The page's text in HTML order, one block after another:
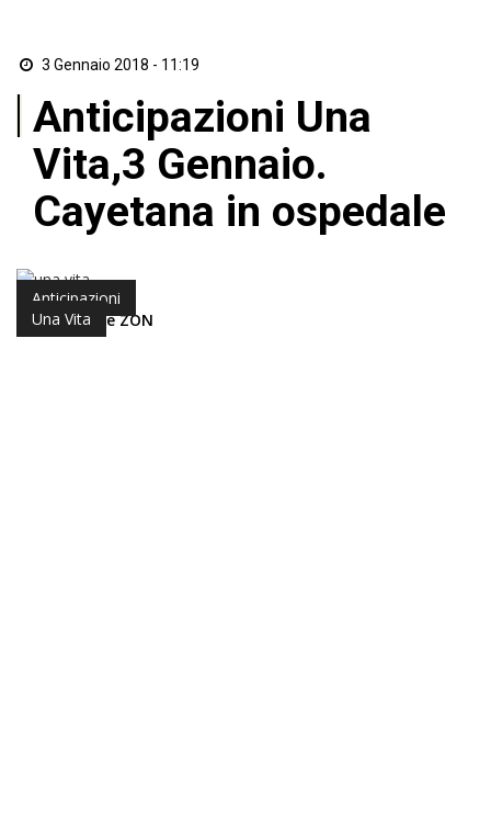
3 Gennaio 2018 - 11:19
Anticipazioni Una
Vita,3 Gennaio.
Cayetana in ospedale
Anticipazioni
Una Vita
di Redazione ZON